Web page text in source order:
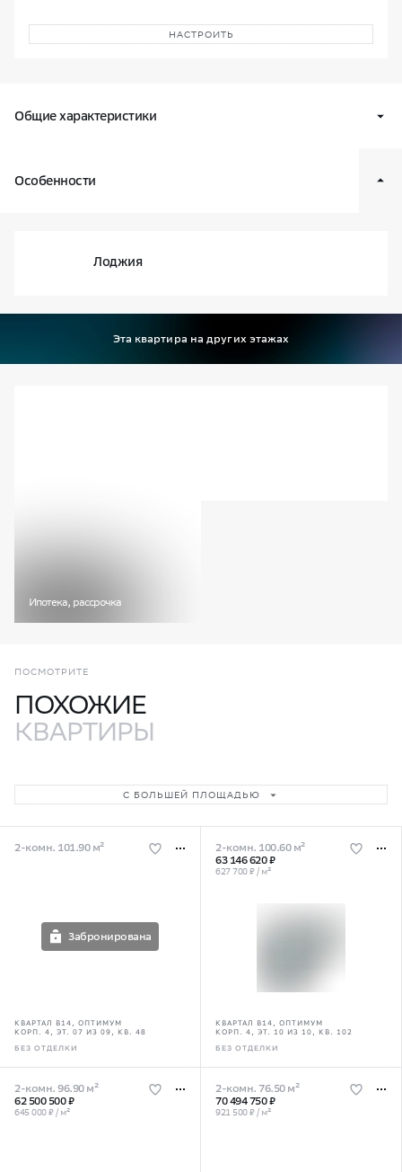
НАСТРОИТЬ
Общие характеристики
Квартал
В16
Корпус и секция
Особенности
Лоджия
Эта квартира на других этажах
Ипотека, рассрочка
ПОСМОТРИТЕ
ПОХОЖИЕ
КВАРТИРЫ
С БОЛЬШЕЙ ПЛОЩАДЬЮ
2-комн. 101.90 м²
Забронирована
КВАРТАЛ В14, ОПТИМУМ
КОРП. 4, ЭТ. 07 ИЗ 09, КВ. 48
БЕЗ ОТДЕЛКИ
2-комн. 100.60 м²
63 146 620 ₽
627 700 ₽ / м²
КВАРТАЛ В14, ОПТИМУМ
КОРП. 4, ЭТ. 10 ИЗ 10, КВ. 102
БЕЗ ОТДЕЛКИ
2-комн. 96.90 м²
62 500 500 ₽
645 000 ₽ / м²
2-комн. 76.50 м²
70 494 750 ₽
921 500 ₽ / м²